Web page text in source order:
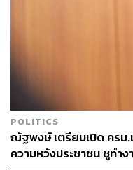
POLITICS
ณัฐพงษ์ เตรียมเปิด ครม
ความหวังประชาชน ชูทำ